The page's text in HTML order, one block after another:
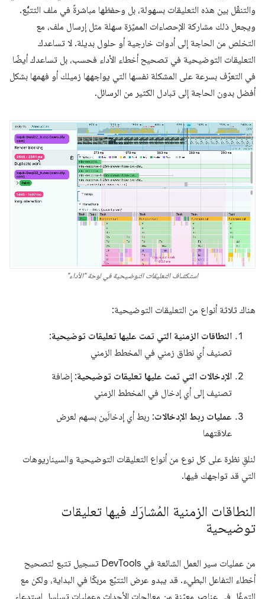
والتنقّل بين هذه التعليقات بسهولة، بل وحفظها مباشرةً في ملف التتبُّع.
ويجعل ذلك مشاركة الإحصاءات المميّزة سهلة مثل إرسال ملف، مع
التخلص من الحاجة إلى أدوات خارجية أو حلول بديلة. لا تساعدك
التعليقات التوضيحية في تصحيح أخطاء الأداء فحسب، بل تساعدك أيضًا
في التعرّف بسرعة على المشكلة نفسها التي يواجهها زميلك أو فهمها بشكل
أفضل بدون الحاجة إلى تبادل الكثير من الرسائل.
استكشاف التعليقات التوضيحية في لوحة "الأداء"
هناك ثلاثة أنواع من التعليقات التوضيحية:
النطاقات الزمنية التي تمت عليها تعليقات توضيحية:
تصنيف أي نطاق زمني في المخطط الزمني
الإدخالات التي تمت عليها تعليقات توضيحية: إضافة
تصنيف إلى أي إدخال في المخطط الزمني
عمليات ربط الإدخالات: ربط أي إدخالَين بسهم لعرض
علاقتهما
لنلقِ نظرة على كل نوع من أنواع التعليقات التوضيحية والسيناريوهات
التي قد تواجهك فيها.
النطاقات الزمنية المُشارَك فيها تعليقات
توضيحية
من عمليات سير العمل الشائعة في DevTools تسجيل تتبع لتصحيح
أخطاء التفاعل البطيء. قد يبدو عرض التتبّع مربكًا في البداية، ولكن مع
التوغّل في عناصر معيّنة من معالِجات الأحداث وعمليات تسلسل استدعاء